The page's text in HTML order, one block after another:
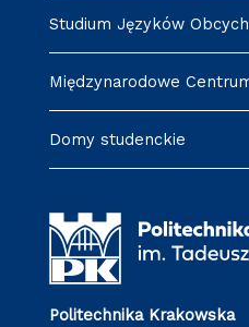
Studium Języków Obcych
Międzynarodowe
Domy studenckie
Politechnika Krakowska